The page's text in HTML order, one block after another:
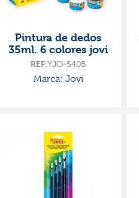
Pintura de dedos
35ml. 6 colores jovi
REF:YJO-540B
Marca: Jovi